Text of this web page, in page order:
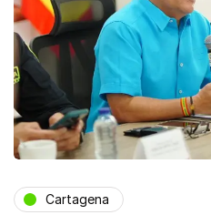
Cartagena